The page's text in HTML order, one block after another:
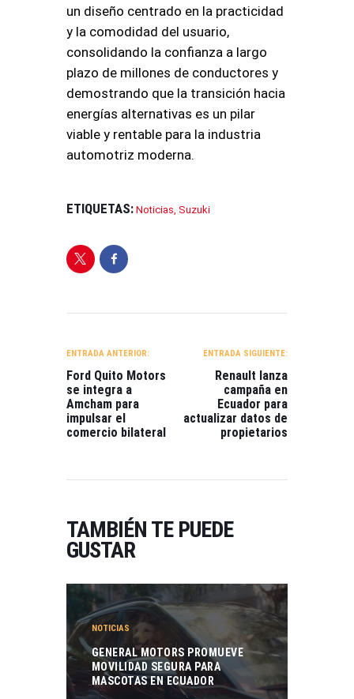
un diseño centrado en la practicidad
y la comodidad del usuario,
consolidando la confianza a largo
plazo de millones de conductores y
demostrando que la transición hacia
energías alternativas es un pilar
viable y rentable para la industria
automotriz moderna.
ETIQUETAS: Noticias Suzuki
ENTRADAS
ENTRADA ANTERIOR:
Ford Quito Motors
se integra a
Amcham para
impulsar el
comercio bilateral
ENTRADA SIGUIENTE:
Renault lanza
campaña en
Ecuador para
actualizar datos de
propietarios
TAMBIÉN TE PUEDE
GUSTAR
NOTICIAS
GENERAL MOTORS PROMUEVE
MOVILIDAD SEGURA PARA
MASCOTAS EN ECUADOR